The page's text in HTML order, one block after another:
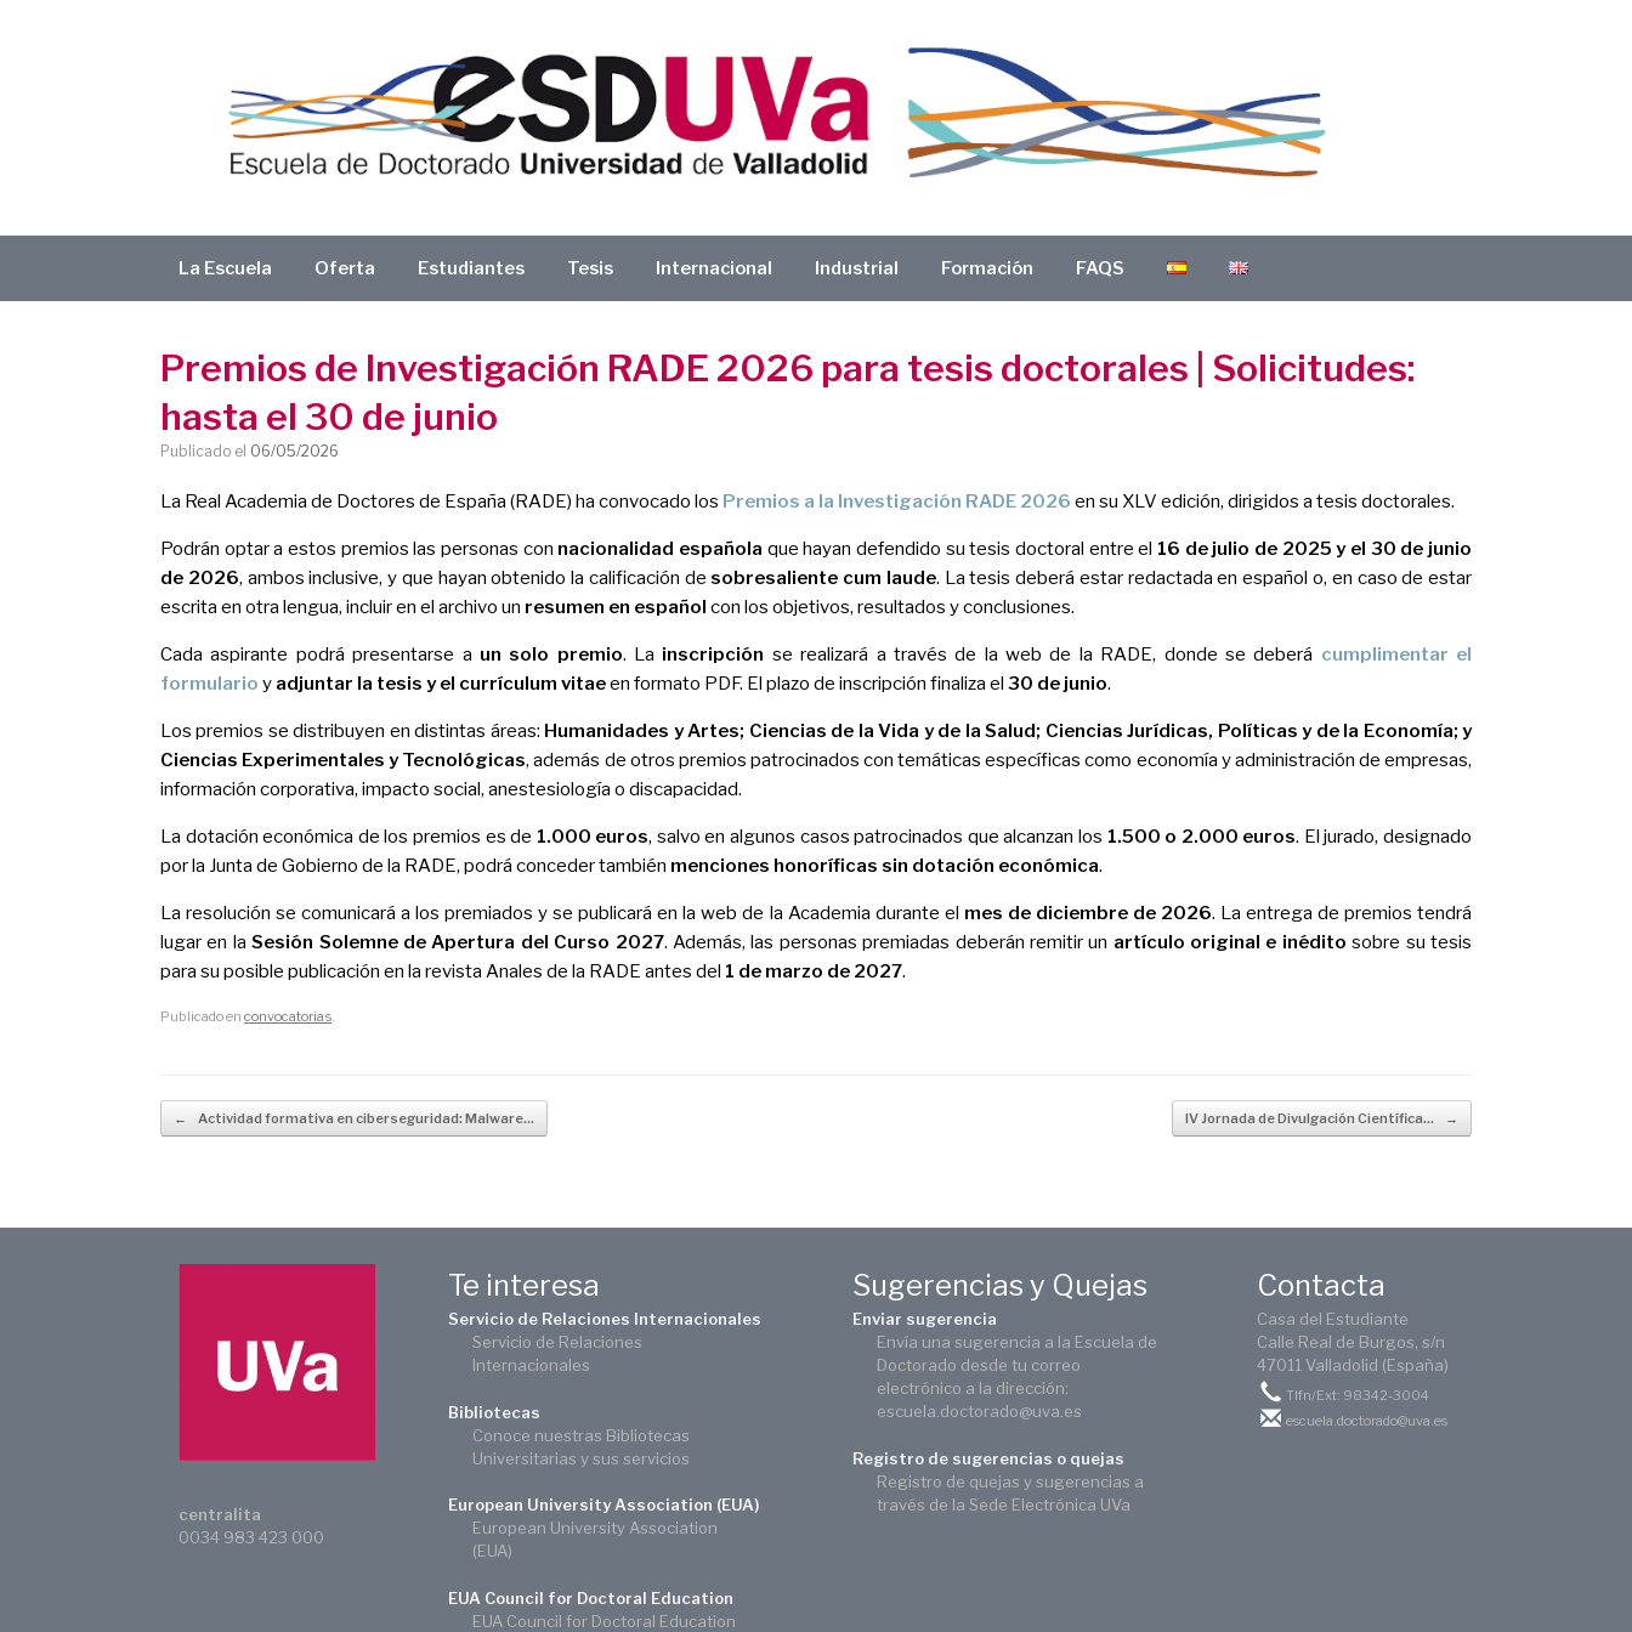
La Escuela Oferta Estudiantes Tesis Internacional Industrial Formación FAQS
Premios de Investigación RADE 2026 para tesis doctorales | Solicitudes:
hasta el 30 de junio
Publicado el 06/05/2026
La Real Academia de Doctores de España (RADE) ha convocado los Premios a la Investigación RADE 2026 en su XLV edición, dirigidos a tesis doctorales.
Podrán optar a estos premios las personas con nacionalidad española que hayan defendido su tesis doctoral entre el 16 de julio de 2025 y el 30 de junio
de 2026, ambos inclusive, y que hayan obtenido la calificación de sobresaliente cum laude. La tesis deberá estar redactada en español o, en caso de estar
escrita en otra lengua, incluir en el archivo un resumen en español con los objetivos, resultados y conclusiones.
Cada aspirante podrá presentarse a un solo premio. La inscripción se realizará a través de la web de la RADE, donde se deberá cumplimentar el
formulario y adjuntar la tesis y el currículum vitaeen formato PDF. El plazo de inscripción finaliza el 30 de junio.
Los premios se distribuyen en distintas áreas: Humanidades y Artes; Ciencias de la Vida y de la Salud; Ciencias Jurídicas, Políticas y de la Economía; y
Ciencias Experimentales y Tecnológicas, además de otros premios patrocinados con temáticas específicas como economía y administración de empresas,
información corporativa, impacto social, anestesiología o discapacidad.
La dotación económica de los premios es de 1.000 euros, salvo en algunos casos patrocinados que alcanzan los 1.500 o 2.000 euros. El jurado, designado
por la Junta de Gobierno de la RADE, podrá conceder también menciones honoríficas sin dotación económica.
La resolución se comunicará a los premiados y se publicará en la web de la Academia durante el mes de diciembre de 2026. La entrega de premios tendrá
lugar en laSesión Solemne de Apertura del Curso 2027. Además, las personas premiadas deberán remitir un artículo original e inédito sobre su tesis
para su posible publicación en la revista Anales de la RADE antes del 1 de marzo de 2027.
Publicado en convocatorias.
Navegador de artículos
← Actividad formativa en ciberseguridad: Malware… IV Jornada de Divulgación Científica… →
centralita
0034 983 423 000
Te interesa
Servicio de Relaciones Internacionales
Servicio de Relaciones
Internacionales
Bibliotecas
Conoce nuestras Bibliotecas
Universitarias y sus servicios
European University Association (EUA)
European University Association
(EUA)
EUA Council for Doctoral Education
EUA Council for Doctoral Education
Sugerencias y Quejas
Enviar sugerencia
Envía una sugerencia a la Escuela de
Doctorado desde tu correo
electrónico a la dirección:
escuela.doctorado@uva.es
Registro de sugerencias o quejas
Registro de quejas y sugerencias a
través de la Sede Electrónica UVa
Contacta
Casa del Estudiante
Calle Real de Burgos, s/n
47011 Valladolid (España)
Tlfn/Ext: 98342-3004
escuela.doctorado@uva.es